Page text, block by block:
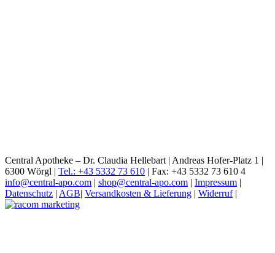
Central Apotheke – Dr. Claudia Hellebart | Andreas Hofer-Platz 1 |
6300 Wörgl | Tel.: +43 5332 73 610 | Fax: +43 5332 73 610 4
info@central-apo.com | shop@central-apo.com | Impressum |
Datenschutz | AGB| Versandkosten & Lieferung | Widerruf|